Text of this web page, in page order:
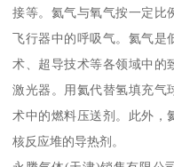
接等。氦气与氧气按一定比
飞行器中的呼吸气。氦气是
术、超导技术等各领域中的
激光器。用氦代替氢填充气
术中的燃料压送剂。此外，
核反应堆的导热剂。